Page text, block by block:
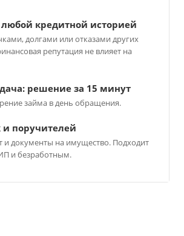
кредитной историей
долгами или отказами других
репутация не влияет на
решение за 15 минут
займа в день обращения.
и поручителей
и документы на имущество. Подходит
и безработным.